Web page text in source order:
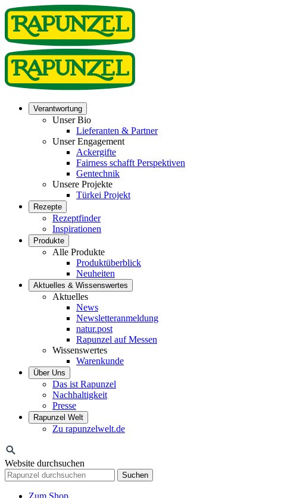
Verantwortung
Unser Bio
Lieferanten & Partner
Unser Engagement
Ackergifte
Fairness schafft Perspektiven
Gentechnik
Unsere Projekte
Türkei Projekt
Rezepte
Rezeptfinder
Inspirationen
Produkte
Alle Produkte
Produktüberblick
Neuheiten
Aktuelles & Wissenswertes
Aktuelles
News
Newsletteranmeldung
natur.post
Rapunzel auf Messen
Wissenswertes
Warenkunde
Über Uns
Das ist Rapunzel
Nachhaltigkeit
Presse
Rapunzel Welt
Zu rapunzelwelt.de
Website durchsuchen
Suchen
Zum Shop